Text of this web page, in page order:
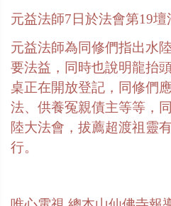
元益法師7 日於法會第19壇
元益法師為同修們指出水
要法益，同時也說明龍抬
桌正在開放登記，同修們
法、供養冤親債主等等，
陸大法會，拔薦超渡祖靈
行。